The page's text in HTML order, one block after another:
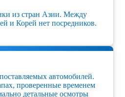
из стран Азии. Между
и Корей нет посредников.
автомобилей.
проверенные временем
детальные осмотры